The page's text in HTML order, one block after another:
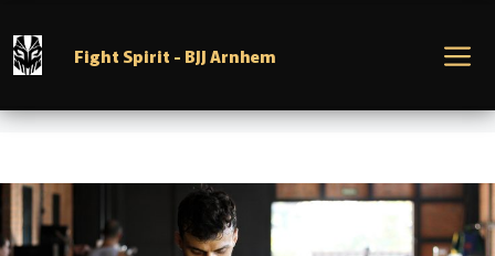
naar
de
inhoud
Fight Spirit - BJJ Arnhem